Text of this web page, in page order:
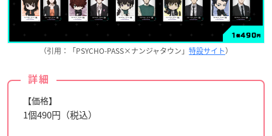
（引用：「PSYCHO-PASS×ナンジャタウン」 特設サイト）
詳細
【価格】
1個490円（税込）